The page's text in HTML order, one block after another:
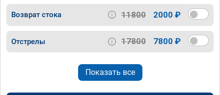
Возврат стока 11800 2000 ₽
Отстрелы 17800 7800 ₽
Показать все